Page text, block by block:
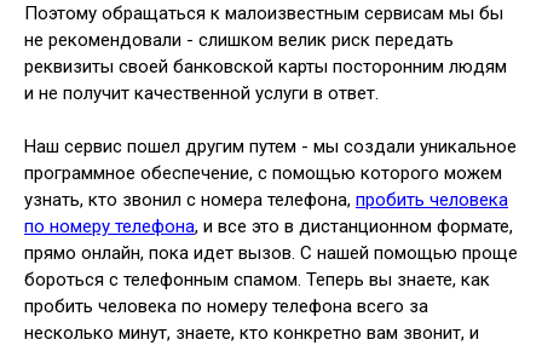
Поэтому обращаться к малоизвестным сервисам мы бы
не рекомендовали - слишком велик риск передать
реквизиты своей банковской карты посторонним людям
и не получит качественной услуги в ответ.
Наш сервис пошел другим путем - мы создали уникальное
программное обеспечение, с помощью которого можем
узнать, кто звонил с номера телефона, пробить человека
по номеру телефона, и все это в дистанционном формате,
прямо онлайн, пока идет вызов. С нашей помощью проще
бороться с телефонным спамом. Теперь вы знаете, как
пробить человека по номеру телефона всего за
несколько минут, знаете, кто конкретно вам звонит, и